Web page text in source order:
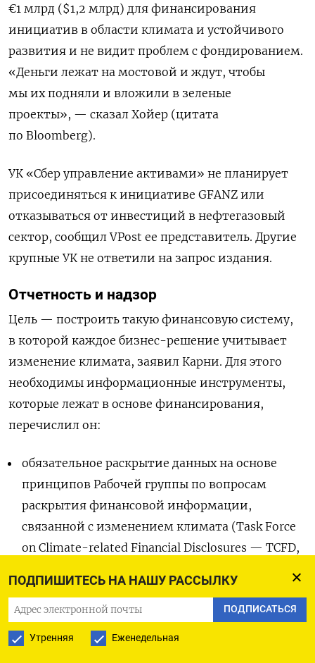
ПОДПИШИТЕСЬ НА НАШУ РАССЫЛКУ
ПОДПИСАТЬСЯ
Утренняя Еженедельная
€1 млрд ($1,2 млрд) для финансирования
инициатив в области климата и устойчивого
развития и не видит проблем с фондированием.
«Деньги лежат на мостовой и ждут, чтобы
мы их подняли и вложили в зеленые
проекты», — сказал Хойер (цитата
по Bloomberg).
УК «Сбер управление активами» не планирует
присоединяться к инициативе GFANZ или
отказываться от инвестиций в нефтегазовый
сектор, сообщил VPost ее представитель. Другие
крупные УК не ответили на запрос издания.
Отчетность и надзор
Цель — построить такую финансовую систему,
в которой каждое бизнес-решение учитывает
изменение климата, заявил Карни. Для этого
необходимы информационные инструменты,
которые лежат в основе финансирования,
перечислил он:
обязательное раскрытие данных на основе
принципов Рабочей группы по вопросам
раскрытия финансовой информации,
связанной с изменением климата (Task Force
on Climate-related Financial Disclosures — TCFD,
по финансовой стабильности);
проведение климатических стресс-тестов;
построение планов перехода к зеленой